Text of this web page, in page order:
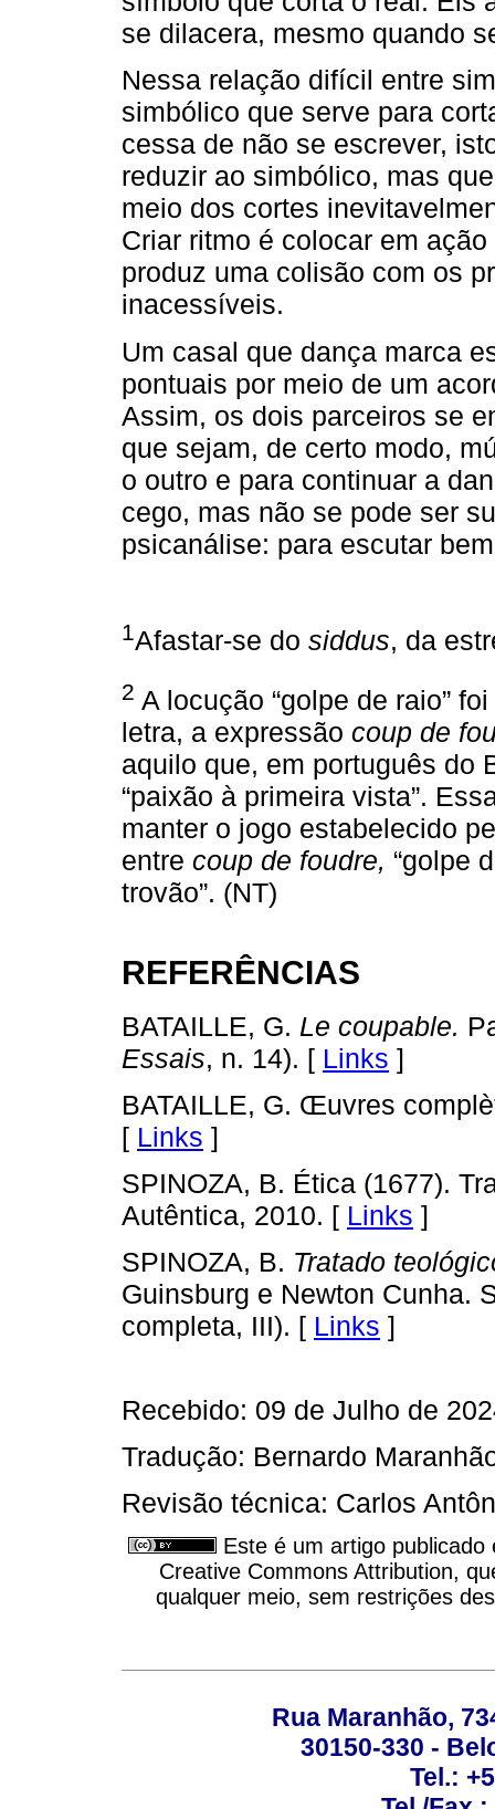
se dilacera, mesmo quando
Nessa relação difícil entre
simbólico que serve para
cessa de não se escrever,
reduzir ao simbólico, mas
meio dos cortes
Criar ritmo é colocar em
produz uma colisão com os
inacessíveis.
Um casal que dança marca
pontuais por meio de um
Assim, os dois parceiros se
que sejam, de certo modo,
o outro e para continuar a
cego, mas não se pode ser
psicanálise: para escutar
1Afastar-se do siddus, da
2 A locução “golpe de raio”
letra, a expressão coup de
aquilo que, em português do
“paixão à primeira vista”.
manter o jogo estabelecido
entre coup de foudre, “golpe
trovão”. (NT)
REFERÊNCIAS
BATAILLE, G. Le coupable.
Essais, n. 14). [ Links ]
BATAILLE, G. Œuvres
[ Links ]
SPINOZA, B. Ética (1677).
Autêntica, 2010. [ Links ]
SPINOZA, B. Tratado
Guinsburg e Newton Cunha.
completa, III). [ Links ]
Recebido: 09 de Julho de
Tradução: Bernardo
Revisão técnica: Carlos
Este é um artigo
Creative Commons Attribution,
qualquer meio, sem restrições
Rua Maranhão,
30150-330 -
Tel.: